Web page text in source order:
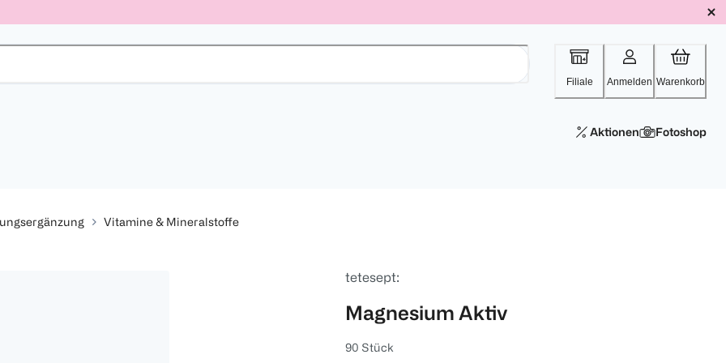
Filiale Anmelden Warenkorb
Aktionen Fotoshop
Vitamine & Mineralstoffe
tetesept:
Magnesium Aktiv
90 Stück